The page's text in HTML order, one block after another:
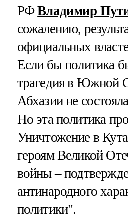
РФВладимир
сожалению,
официальных
Если бы политика
трагедия в Южной
Абхазии не
Но эта политика
Уничтожение в
героям Великой
войны –
антинародного
политики".